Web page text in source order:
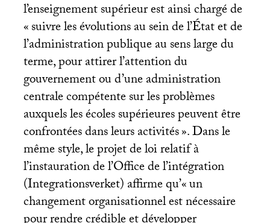
l’enseignement supérieur est ainsi chargé de
«suivre les évolutions au sein de l’État et de
l’administration publique au sens large du
terme, pour attirer l’attention du
gouvernement ou d’une administration
centrale compétente sur les problèmes
auxquels les écoles supérieures peuvent être
confrontées dans leurs activités». Dans le
même style, le projet de loi relatif à
l’instauration de l’Office de l’intégration
(Integrationsverket) affirme qu’«un
changement organisationnel est nécessaire